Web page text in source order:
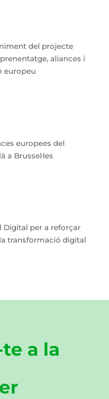
del projecte
aliances i
europeu
europees del
a Brussel·les
Digital per a reforçar
transformació digital
a la